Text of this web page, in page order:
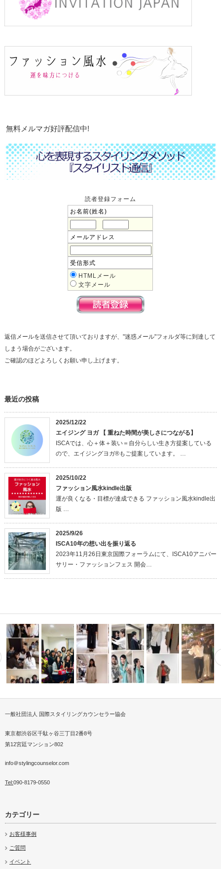
無料メルマガ好評配信中!
読者登録フォーム
お名前(姓名)
メールアドレス
受信形式
HTMLメール
文字メール
返信メールを送信させて頂いておりますが、"迷惑メール"フォルダ等に到達して
しまう場合がございます。
ご確認のほどよろしくお願い申し上げます。
最近の投稿
2025/12/22
エイジング ヨガ 【 重ねた時間が美しさにつながる】
ISCAでは、心＋体＋装い＝自分らしい生き方提案している
ので、エイジングヨガ®もご提案しています。 …
2025/10/22
ファッション風水kindle出版
運が良くなる・目標が達成できる ファッション風水kindle出
版 …
2025/9/26
ISCA10年の想い出を振り返る
2023年11月26日東京国際フォーラムにて、ISCA10アニバー
サリー・ファッションフェス 開会…
ング…スカーフ＆バッグキッド販売会
リティーパー…お客様ショッ…
一般社団法人 国際スタイリングカウンセラー協会
東京都渋谷区千駄ヶ谷三丁目2番8号
第12宮廷マンション802
info＠stylingcounselor.com
Tel:090-8179-0550
カテゴリー
お客様事例
ご質問
イベント